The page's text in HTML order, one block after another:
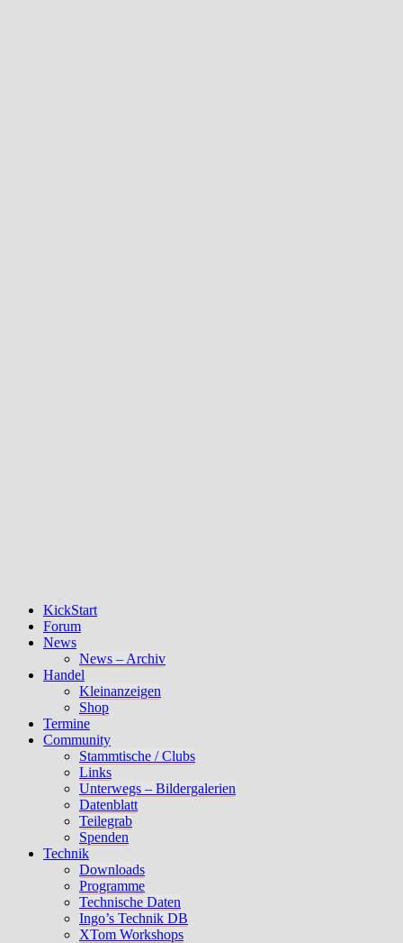
KickStart
Forum
News
News – Archiv
Handel
Kleinanzeigen
Shop
Termine
Community
Stammtische / Clubs
Links
Unterwegs – Bildergalerien
Datenblatt
Teilegrab
Spenden
Technik
Downloads
Programme
Technische Daten
Ingo’s Technik DB
XTom Workshops